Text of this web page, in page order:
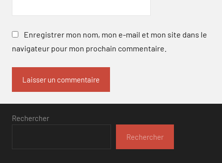
Enregistrer mon nom, mon e-mail et mon site dans le
navigateur pour mon prochain commentaire.
Rechercher
Rechercher